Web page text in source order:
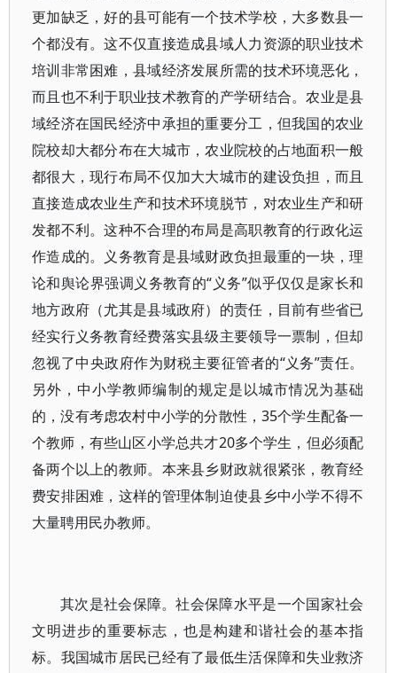
更加缺乏，好的县可能有一个技术学校，大多数县一
个都没有。这不仅直接造成县域人力资源的职业技术
培训非常困难，县域经济发展所需的技术环境恶化，
而且也不利于职业技术教育的产学研结合。农业是县
域经济在国民经济中承担的重要分工，但我国的农业
院校却大都分布在大城市，农业院校的占地面积一般
都很大，现行布局不仅加大大城市的建设负担，而且
直接造成农业生产和技术环境脱节，对农业生产和研
发都不利。这种不合理的布局是高职教育的行政化运
作造成的。义务教育是县域财政负担最重的一块，理
论和舆论界强调义务教育的“义务”似乎仅仅是家长和
地方政府（尤其是县域政府）的责任，目前有些省已
经实行义务教育经费落实县级主要领导一票制，但却
忽视了中央政府作为财税主要征管者的“义务”责任。
另外，中小学教师编制的规定是以城市情况为基础
的，没有考虑农村中小学的分散性，35个学生配备一
个教师，有些山区小学总共才20多个学生，但必须配
备两个以上的教师。本来县乡财政就很紧张，教育经
费安排困难，这样的管理体制迫使县乡中小学不得不
大量聘用民办教师。
其次是社会保障。社会保障水平是一个国家社会
文明进步的重要标志，也是构建和谐社会的基本指
标。我国城市居民已经有了最低生活保障和失业救济